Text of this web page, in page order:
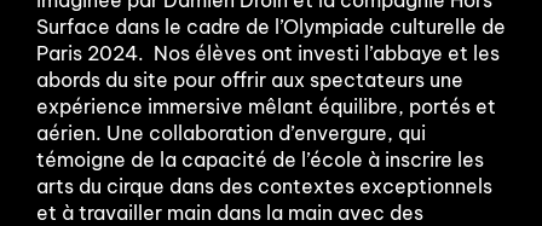
Surface dans le cadre de l’Olympiade culturelle de
Paris 2024.  Nos élèves ont investi l’abbaye et les
abords du site pour offrir aux spectateurs une
expérience immersive mêlant équilibre, portés et
aérien. Une collaboration d’envergure, qui
témoigne de la capacité de l’école à inscrire les
arts du cirque dans des contextes exceptionnels
et à travailler main dans la main avec des